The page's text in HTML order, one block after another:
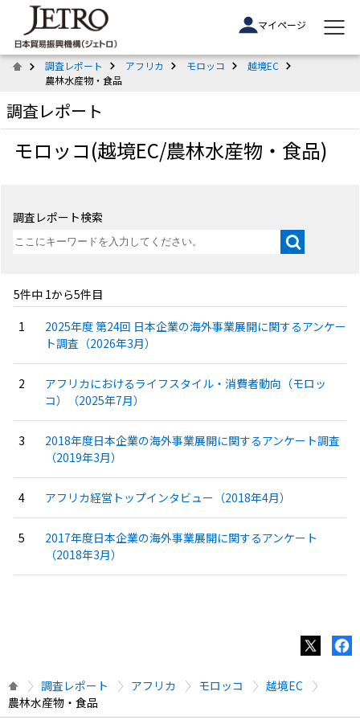
マイページ
調査レポート アフリカ モロッコ
越境EC
農林水産物・食品
調査レポート
モロッコ(越境EC/農林水産物・食品)
調査レポート検索
5件中 1から5件目
2025年度 第24回 日本企業の海外事業展開に関するアンケー
ト調査（2026年3月）
アフリカにおけるライフスタイル・消費者動向（モロッ
コ）（2025年7月）
2018年度日本企業の海外事業展開に関するアンケート調査
（2019年3月）
アフリカ経営トップインタビュー（2018年4月）
2017年度日本企業の海外事業展開に関するアンケート
（2018年3月）
調査レポート アフリカ モロッコ
越境EC
農林水産物・食品